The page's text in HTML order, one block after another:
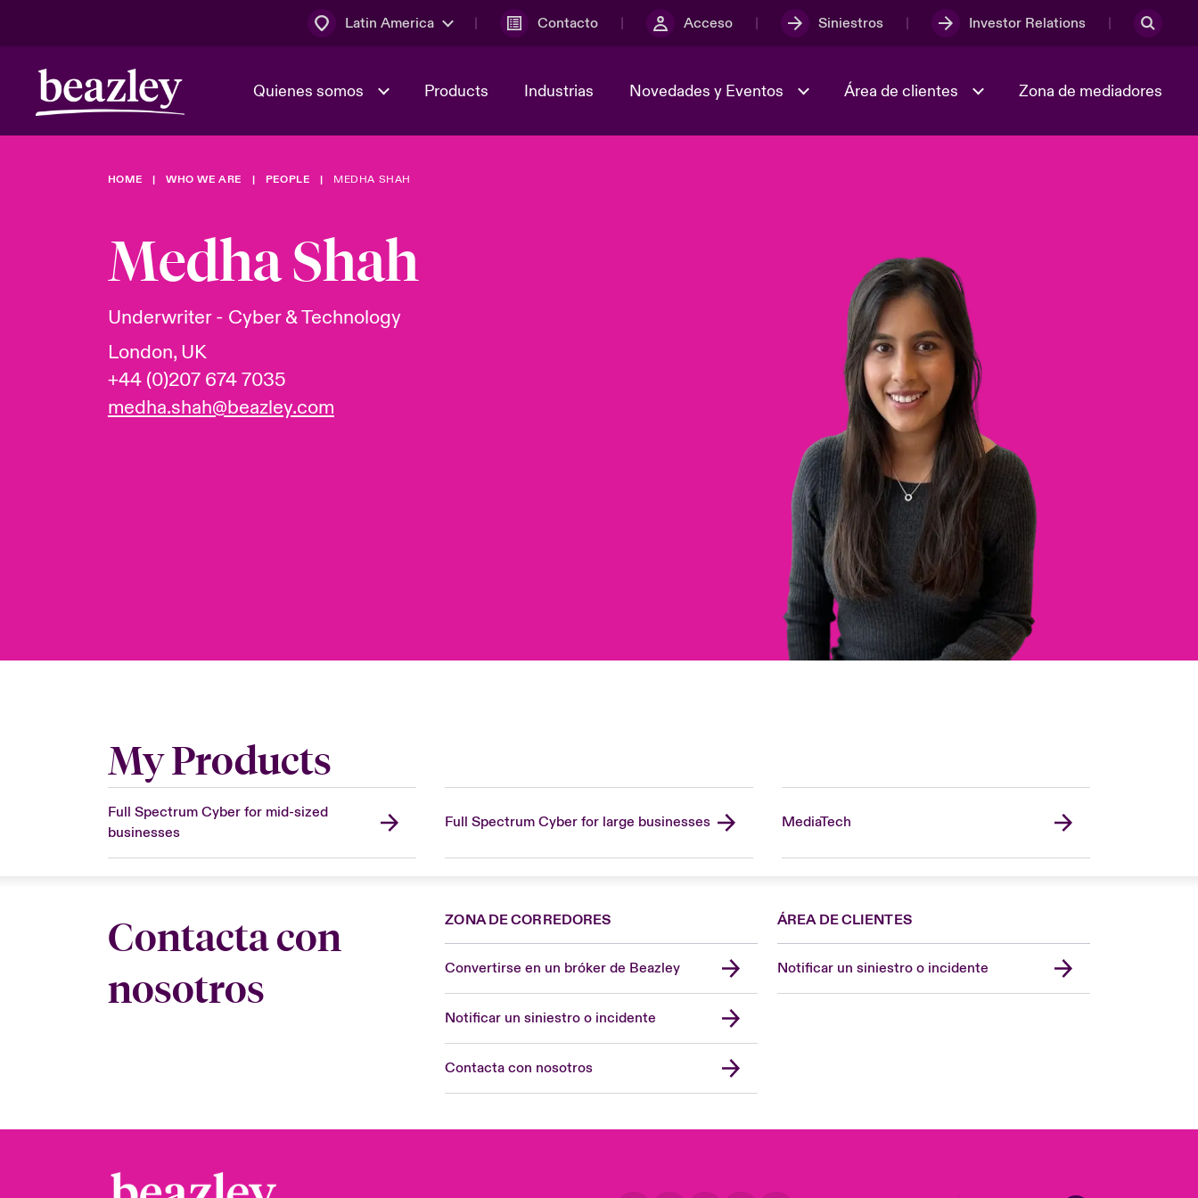
Latin America Contacto Acceso Siniestros Investor Relations
Quienes somos
Quienes somos
El Consejo y el comité de
Cultura y valores 2023 Annual Report
Products Industrias Novedades y Eventos
Novedades y Eventos
Eventos
Área de clientes
Área de clientes Clientes ciber
Zona de mediadores
HOME WHO WE ARE PEOPLE MEDHA SHAH
Medha Shah
Underwriter - Cyber & Technology
London, UK
+44 (0)207 674 7035
medha.shah@beazley.com
My Products
Full Spectrum Cyber for mid-sized
businesses
Full Spectrum Cyber for large businesses MediaTech
Contacta con
nosotros
ZONA DE CORREDORES
Convertirse en un bróker de Beazley
Notificar un siniestro o incidente
Contacta con nosotros
ÁREA DE CLIENTES
Notificar un siniestro o incidente
London Market